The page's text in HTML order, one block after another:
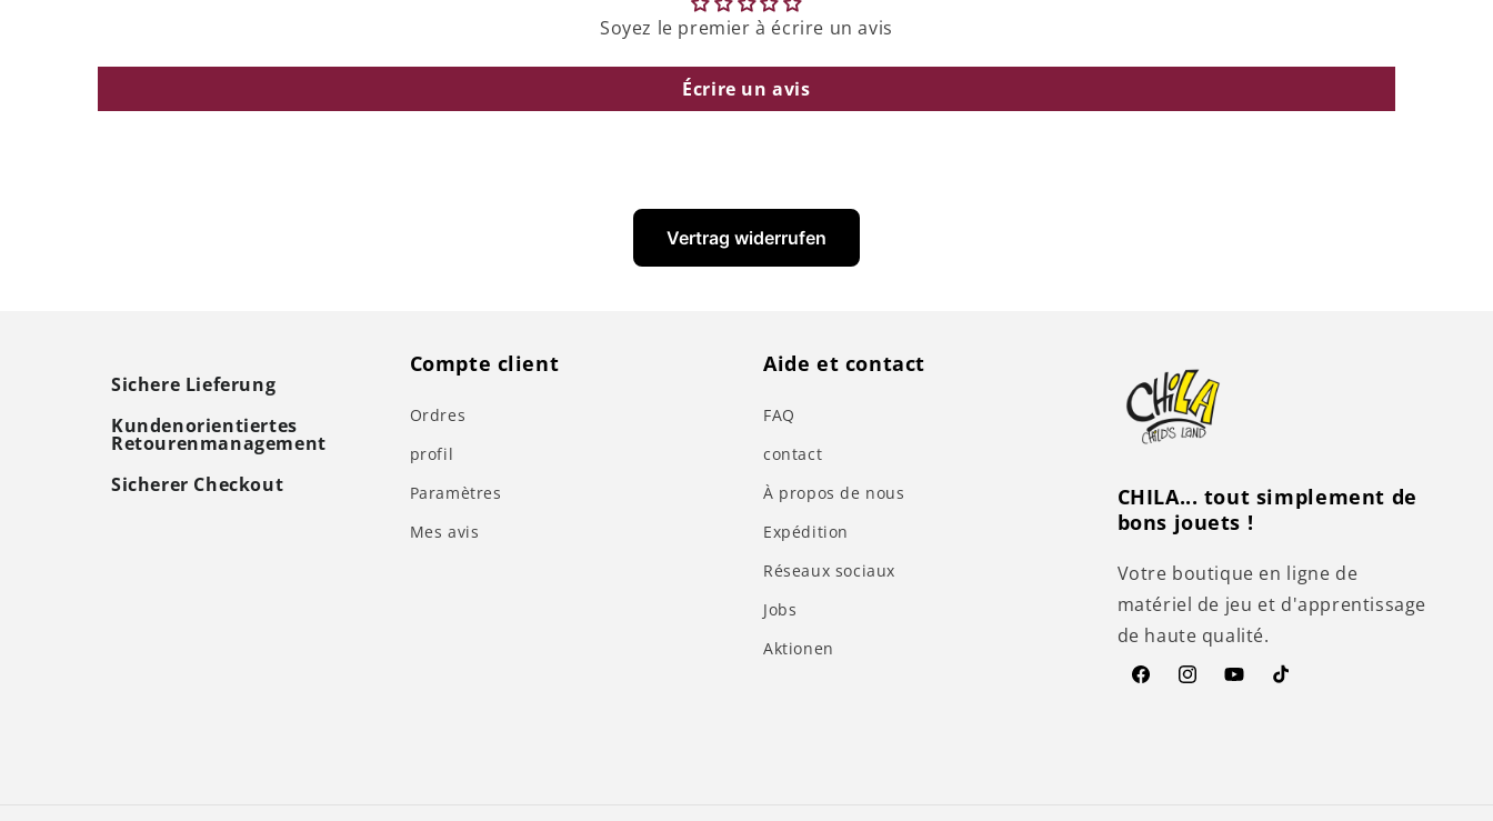
Soyez le premier à écrire un avis
Écrire un avis
Vertrag widerrufen
Sichere Lieferung
Kundenorientiertes
Retourenmanagement
Sicherer Checkout
Compte client
Ordres
profil
Paramètres
Mes avis
Aide et contact
FAQ
contact
À propos de nous
Expédition
Réseaux sociaux
Jobs
Aktionen
CHILA... tout simplement de
bons jouets !
Votre boutique en ligne de
matériel de jeu et d'apprentissage
de haute qualité.
FacebookInstagramYouTubeTikTok